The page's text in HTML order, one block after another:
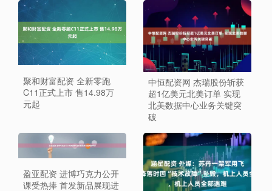
聚和财富配资 全新零跑
C11正式上市 售14.98万
元起
中恒配资网 杰瑞股份斩获
超1亿美元北美订单 实现
北美数据中心业务关键突
破
盈亚配资 进博巧克力公开
课受热捧 首发新品展现进